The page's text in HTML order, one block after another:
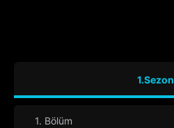
1.Sezon
1. Bölüm